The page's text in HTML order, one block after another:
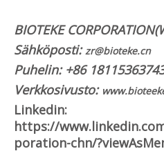
BIOTEKE
Sähköposti:zr@bioteke.cn
Puhelin: +86
Verkkosivusto:
Linkedin:
https://
poration-chn/